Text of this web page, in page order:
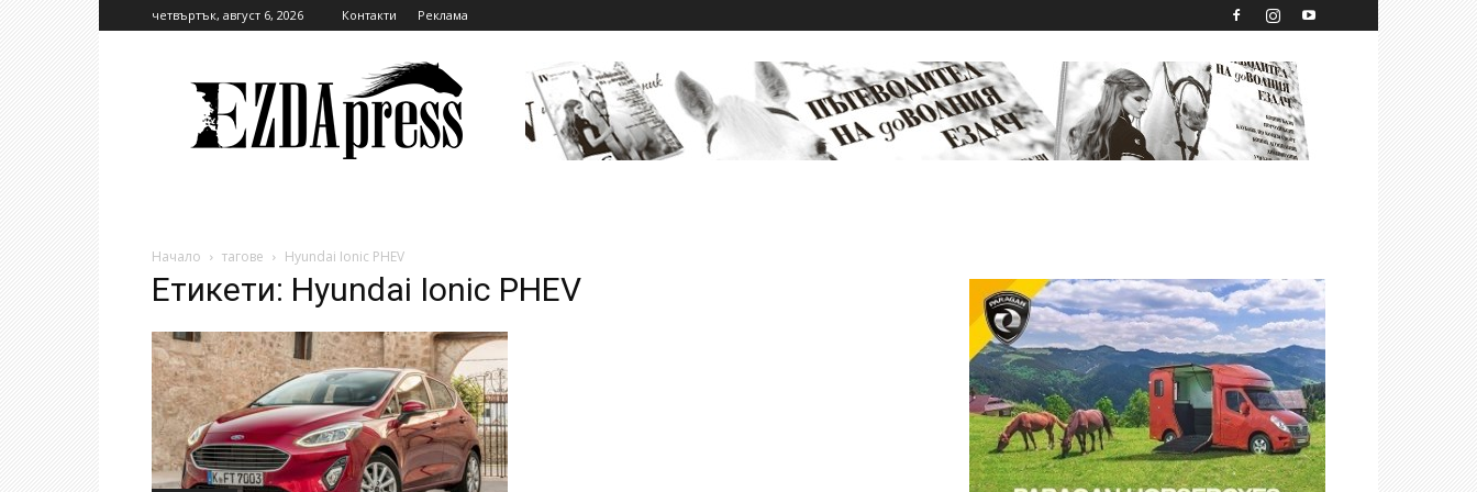
четвъртък, август 6, 2026 Контакти Реклама
Начало тагове Hyundai Ionic PHEV
Етикети: Hyundai Ionic PHEV